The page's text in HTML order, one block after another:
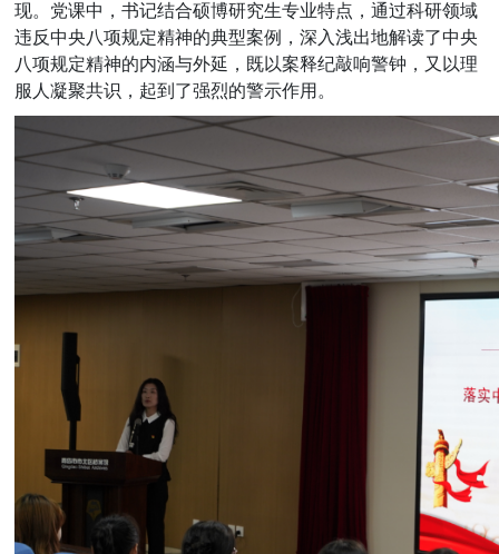
现。党课中，书记结合硕博研究生专业特点，通过科研领域
违反中央八项规定精神的典型案例，深入浅出地解读了中央
八项规定精神的内涵与外延，既以案释纪敲响警钟，又以理
服人凝聚共识，起到了强烈的警示作用。